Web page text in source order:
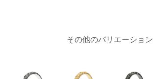
その他のバリエーション